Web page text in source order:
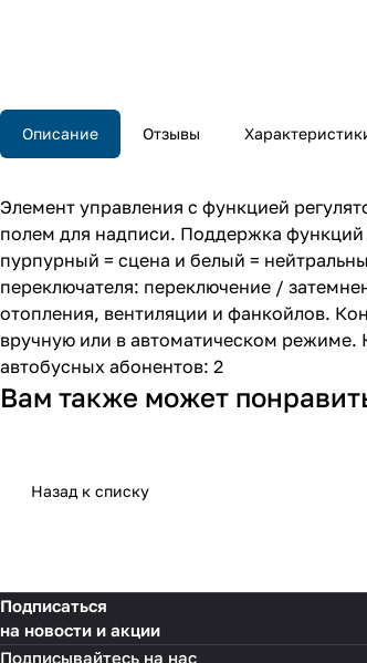
Описание Отзывы
Элемент управления с функцией
полем для надписи. Поддержка
пурпурный = сцена и белый =
переключателя: переключение /
отопления, вентиляции и фанкойлов.
вручную или в автоматическом режиме.
автобусных абонентов: 2
Вам также может
Назад к списку
Подписаться
на новости и акции